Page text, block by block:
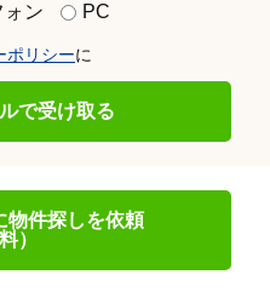
ォン PC
ポリシーに
で受け取る
物件探しを依頼
）